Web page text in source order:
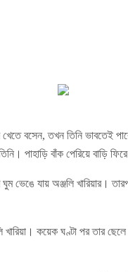
খেতে বসেন, তখন তিনি ভাবতেই
পাহাড়ি বাঁক পেরিয়ে বাড়ি
ঘুম ভেঙে যায় অঞ্জলি খারিয়ার।
কয়েক ঘণ্টা পর তার